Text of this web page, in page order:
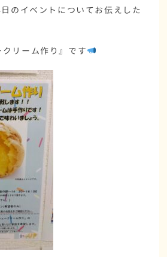
のイベントについてお伝えした
リーム作り』です